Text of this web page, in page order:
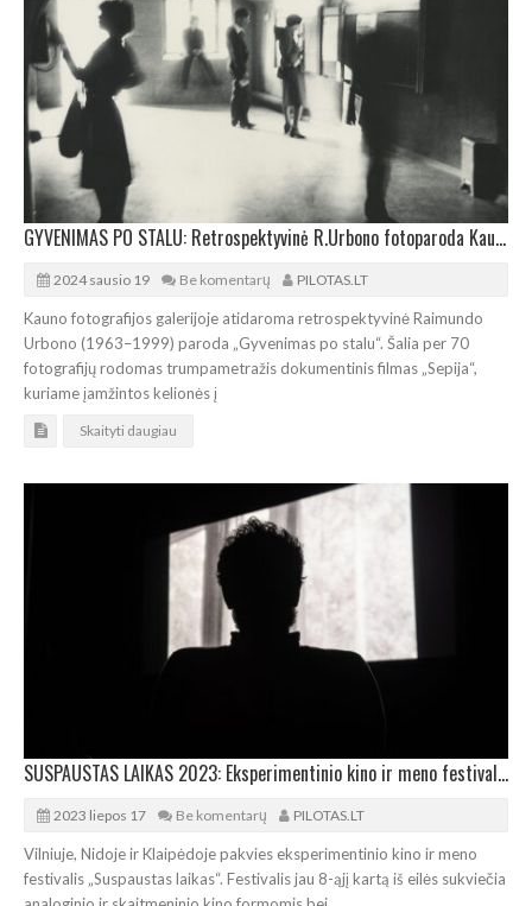
GYVENIMAS PO STALU: Retrospektyvinė R.Urbono fotoparoda Kauno fotografijos galerijoje
2024 sausio 19 Be komentarų PILOTAS.LT
Kauno fotografijos galerijoje atidaroma retrospektyvinė Raimundo
Urbono (1963–1999) paroda „Gyvenimas po stalu“. Šalia per 70
fotografijų rodomas trumpametražis dokumentinis filmas „Sepija“,
kuriame įamžintos kelionės į
Skaityti daugiau
SUSPAUSTAS LAIKAS 2023: Eksperimentinio kino ir meno festivalis gilinsis į terpes
2023 liepos 17 Be komentarų PILOTAS.LT
Vilniuje, Nidoje ir Klaipėdoje pakvies eksperimentinio kino ir meno
festivalis „Suspaustas laikas“. Festivalis jau 8-ąjį kartą iš eilės sukviečia